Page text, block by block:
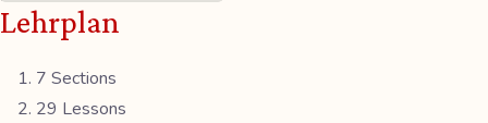
Lehrplan
7 Sections
29 Lessons